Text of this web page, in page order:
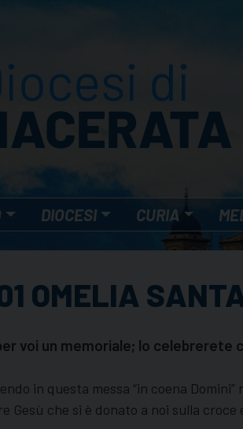
DIOCESI CURIA
OMELIA
voi un memoriale; lo celebrerete
in questa messa “in coena
Gesù che si è donato a noi sulla